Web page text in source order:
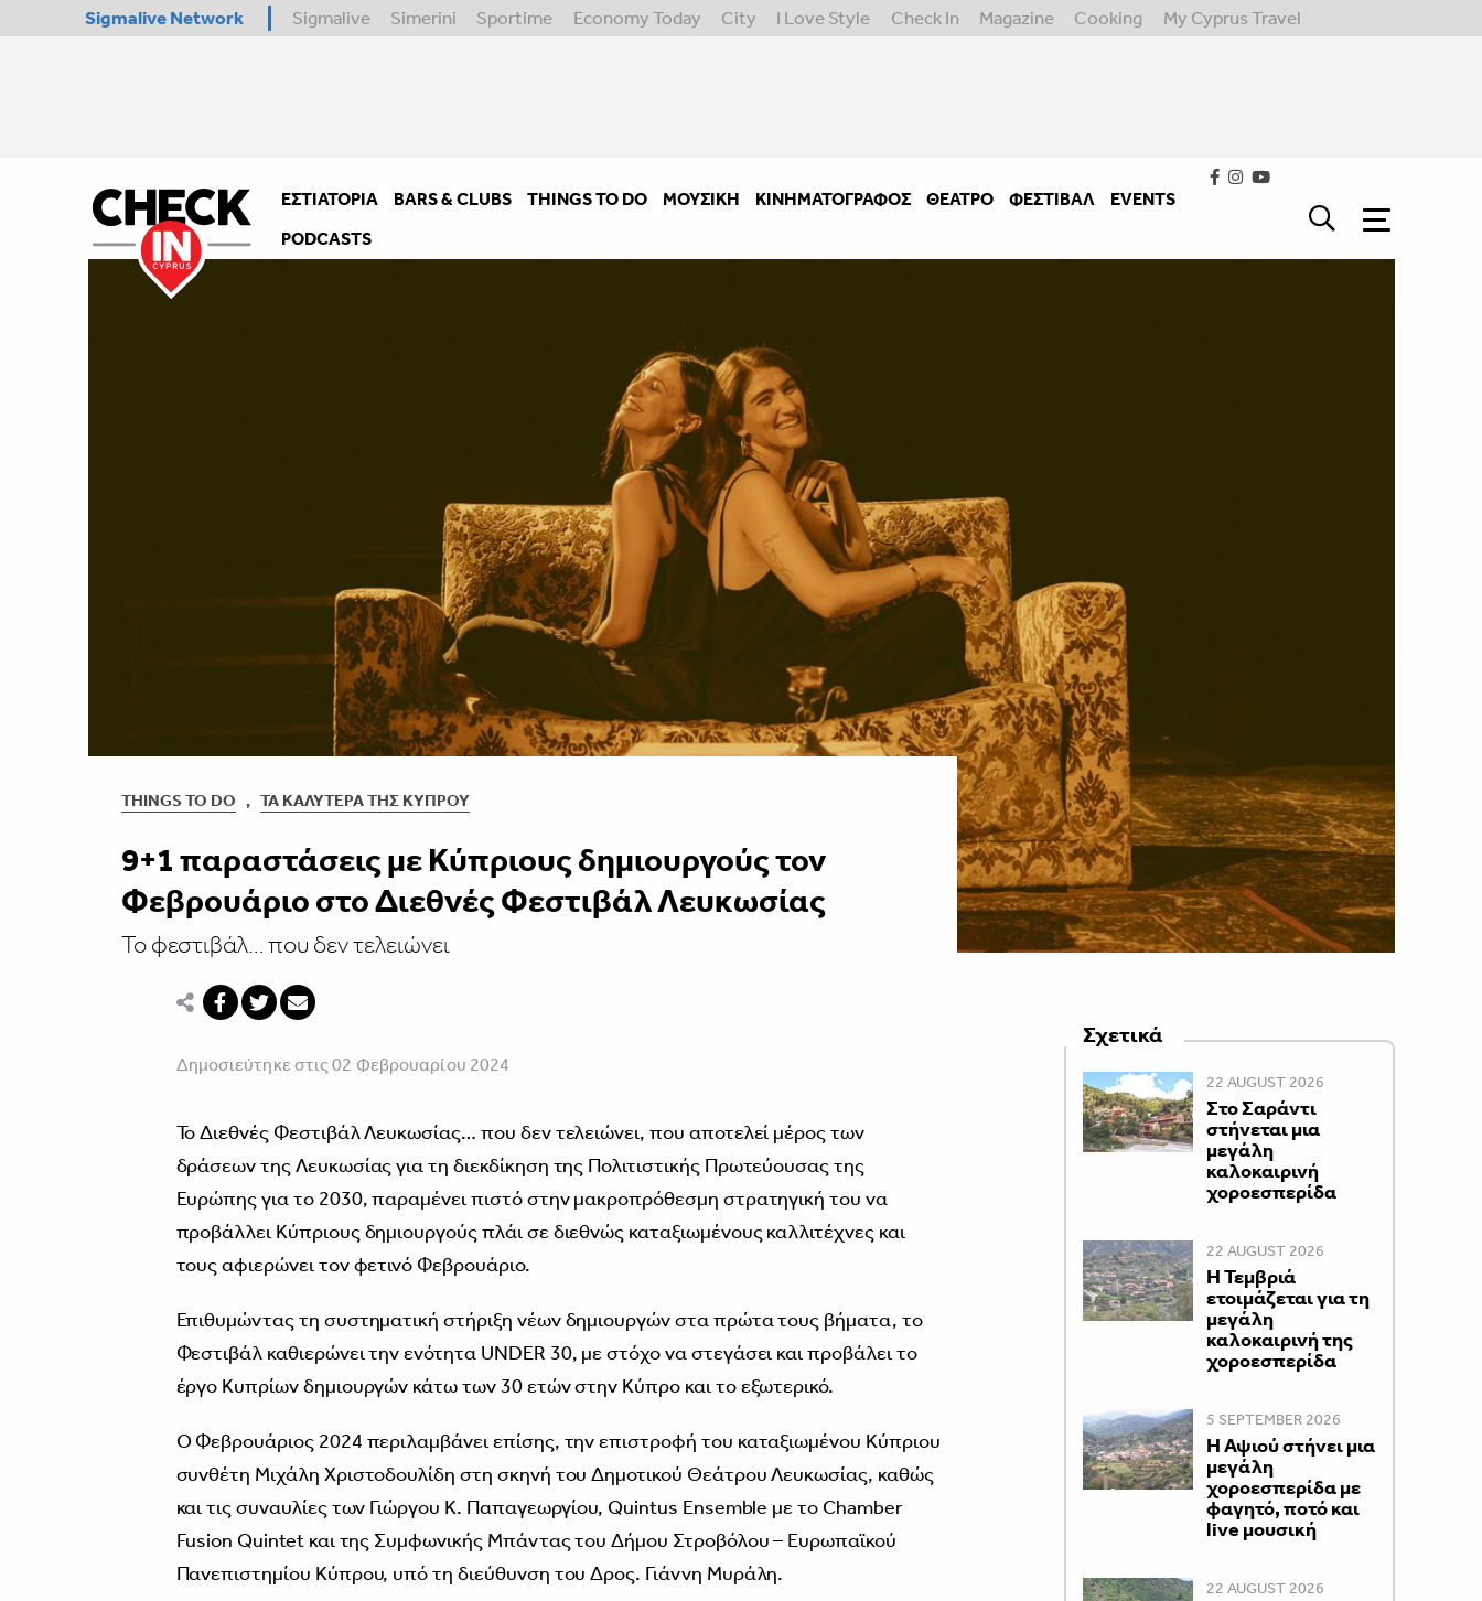
Sigmalive Network Sigmalive Simerini Sportime Economy Today City I Love Style Check In Magazine Cooking My Cyprus Travel
ΕΣΤΙΑΤΌΡΙΑ BARS & CLUBS THINGS TO DO ΜΟΥΣΙΚΉ ΚΙΝΗΜΑΤΟΓΡΆΦΟΣ ΘΈΑΤΡΟ ΦΕΣΤΙΒΑΛ
EVENTS
PODCASTS
THINGS TO DO , ΤΑ ΚΑΛΎΤΕΡΑ ΤΗΣ ΚΎΠΡΟΥ
9+1 παραστάσεις με Κύπριους δημιουργούς τον
Φεβρουάριο στο Διεθνές Φεστιβάλ Λευκωσίας
Το φεστιβάλ… που δεν τελειώνει
Δημοσιεύτηκε στις 02 Φεβρουαρίου 2024
Το Διεθνές Φεστιβάλ Λευκωσίας… που δεν τελειώνει, που αποτελεί μέρος των
δράσεων της Λευκωσίας για τη διεκδίκηση της Πολιτιστικής Πρωτεύουσας της
Ευρώπης για το 2030, παραμένει πιστό στην μακροπρόθεσμη στρατηγική του να
προβάλλει Κύπριους δημιουργούς πλάι σε διεθνώς καταξιωμένους καλλιτέχνες και
τους αφιερώνει τον φετινό Φεβρουάριο.
Επιθυμώντας τη συστηματική στήριξη νέων δημιουργών στα πρώτα τους βήματα, το
Φεστιβάλ καθιερώνει την ενότητα UNDER 30, με στόχο να στεγάσει και προβάλει το
έργο Κυπρίων δημιουργών κάτω των 30 ετών στην Κύπρο και το εξωτερικό.
Ο Φεβρουάριος 2024 περιλαμβάνει επίσης, την επιστροφή του καταξιωμένου Κύπριου
συνθέτη Μιχάλη Χριστοδουλίδη στη σκηνή του Δημοτικού Θεάτρου Λευκωσίας, καθώς
και τις συναυλίες των Γιώργου Κ. Παπαγεωργίου, Quintus Ensemble με το Chamber
Fusion Quintet και της Συμφωνικής Μπάντας του Δήμου Στροβόλου – Ευρωπαϊκού
Πανεπιστημίου Κύπρου, υπό τη διεύθυνση του Δρος. Γιάννη Μυράλη.
Σχετικά
22 AUGUST 2026
Στο Σαράντι
στήνεται μια
μεγάλη
καλοκαιρινή
χοροεσπερίδα
22 AUGUST 2026
Η Τεμβριά
ετοιμάζεται για τη
μεγάλη
καλοκαιρινή της
χοροεσπερίδα
5 SEPTEMBER 2026
Η Αψιού στήνει μια
μεγάλη
χοροεσπερίδα με
φαγητό, ποτό και
live μουσική
22 AUGUST 2026